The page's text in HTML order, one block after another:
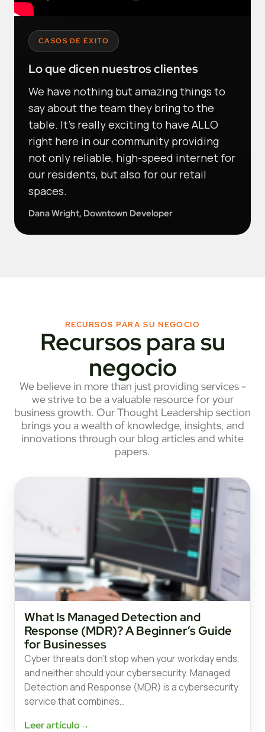
CASOS DE ÉXITO
Lo que dicen nuestros clientes
We have nothing but amazing things to
say about the team they bring to the
table. It's really exciting to have ALLO
right here in our community providing
not only reliable, high-speed internet for
our residents, but also for our retail
spaces.
Dana Wright, Downtown Developer
RECURSOS PARA SU NEGOCIO
Recursos para su
negocio
We believe in more than just providing services -
we strive to be a valuable resource for your
business growth. Our Thought Leadership section
brings you a wealth of knowledge, insights, and
innovations through our blog articles and white
papers.
What Is Managed Detection and
Response (MDR)? A Beginner’s Guide
for Businesses
Cyber threats don’t stop when your workday ends,
and neither should your cybersecurity. Managed
Detection and Response (MDR) is a cybersecurity
service that combines…
Leer artículo→